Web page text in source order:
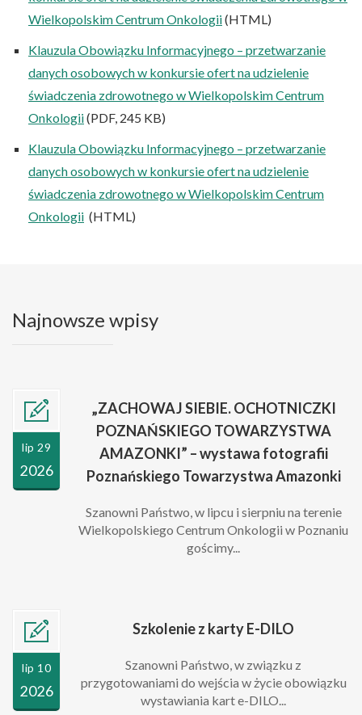
Wielkopolskim Centrum Onkologii(HTML)
Klauzula Obowiązku Informacyjnego – przetwarzanie
danych osobowych w konkursie ofert na udzielenie
świadczenia zdrowotnego w Wielkopolskim Centrum
Onkologii(PDF, 245 KB)
Klauzula Obowiązku Informacyjnego – przetwarzanie
danych osobowych w konkursie ofert na udzielenie
świadczenia zdrowotnego w Wielkopolskim Centrum
Onkologii (HTML)
Najnowsze wpisy
lip 29
2026
„ZACHOWAJ SIEBIE. OCHOTNICZKI
POZNAŃSKIEGO TOWARZYSTWA
AMAZONKI” – wystawa fotografii
Poznańskiego Towarzystwa Amazonki
Szanowni Państwo, w lipcu i sierpniu na terenie
Wielkopolskiego Centrum Onkologii w Poznaniu
gościmy...
lip 10
2026
Szkolenie z karty E-DILO
Szanowni Państwo, w związku z
przygotowaniami do wejścia w życie obowiązku
wystawiania kart e-DILO...